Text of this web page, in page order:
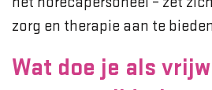
zorg en therapie aan te
Wat doe je als